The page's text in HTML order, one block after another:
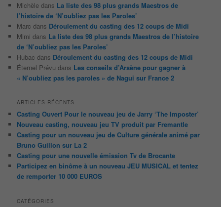
Michèle dans La liste des 98 plus grands Maestros de
l’histoire de ‘N’oubliez pas les Paroles’
Marc dans Déroulement du casting des 12 coups de Midi
Mimi dans La liste des 98 plus grands Maestros de l’histoire
de ‘N’oubliez pas les Paroles’
Hubac dans Déroulement du casting des 12 coups de Midi
Éternel Prévu dans Les conseils d’Arsène pour gagner à
« N’oubliez pas les paroles » de Nagui sur France 2
ARTICLES RÉCENTS
Casting Ouvert Pour le nouveau jeu de Jarry ‘The Imposter’
Nouveau casting, nouveau jeu TV produit par Fremantle
Casting pour un nouveau jeu de Culture générale animé par
Bruno Guillon sur La 2
Casting pour une nouvelle émission Tv de Brocante
Participez en binôme à un nouveau JEU MUSICAL et tentez
de remporter 10 000 EUROS
CATÉGORIES